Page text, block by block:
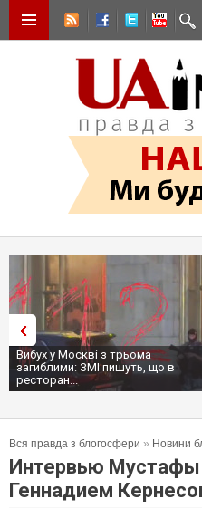
Вибух у Москві з трьома
загиблими: ЗМІ пишуть, що в
ресторан...
Вся правда з блогосфери » Новини
Интервью Мустафы
Геннадием